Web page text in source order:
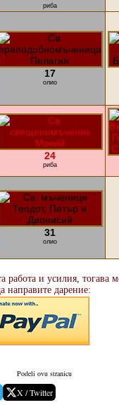
риба
17
олио
24
риба
31
олио
работа и усилия, тогава
направите дарение:
Podeli ovu stranicu
X / Twitter